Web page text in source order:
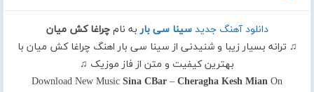
دانلود آهنگ جدید سینا سی باربه نامچراغا کش میان
♫ ترانه بسیار زیبا و شنیدنی از سینا سی بار اهنگ چراغا کش میان با
بهترین کیفیت و متن از فاز موزیک ♫
Download New Music Sina CBar – Cheragha Kesh Mian On